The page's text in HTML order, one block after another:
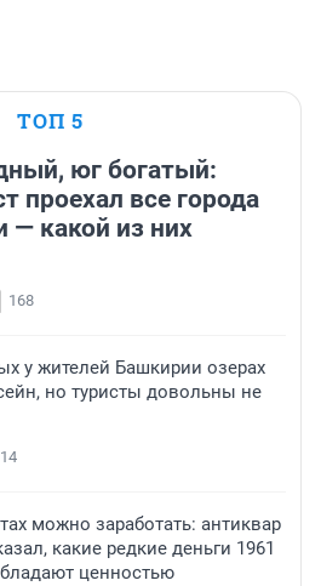
ТОП 5
юг богатый:
проехал все города
— какой из них
168
у жителей Башкирии озерах
но туристы довольны не
14
можно заработать: антиквар
какие редкие деньги 1961
ценностью